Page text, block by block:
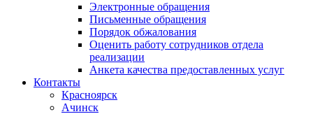
Электронные обращения
Письменные обращения
Порядок обжалования
Оценить работу сотрудников отдела
реализации
Анкета качества предоставленных услуг
Контакты
Красноярск
Ачинск